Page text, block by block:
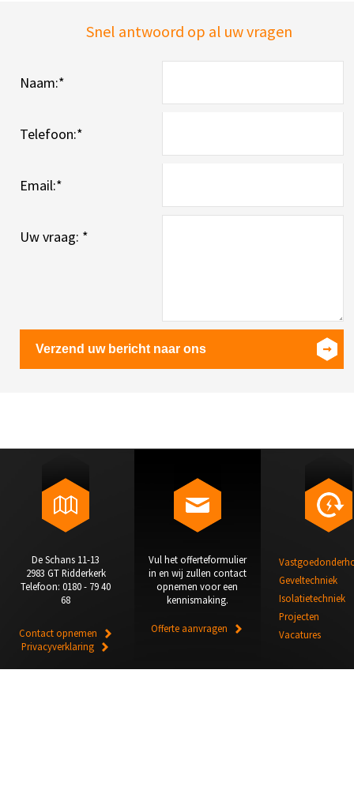
Snel antwoord op al uw vragen
Naam:*
Telefoon:*
Email:*
Uw vraag: *
Verzend uw bericht naar ons
De Schans 11-13
2983 GT Ridderkerk
Telefoon: 0180 - 79 40
68
Contact opnemen
Privacyverklaring
Vul het offerteformulier
in en wij zullen contact
opnemen voor een
kennismaking.
Offerte aanvragen
Geveltechniek
Isolatietechniek
Projecten
Vacatures